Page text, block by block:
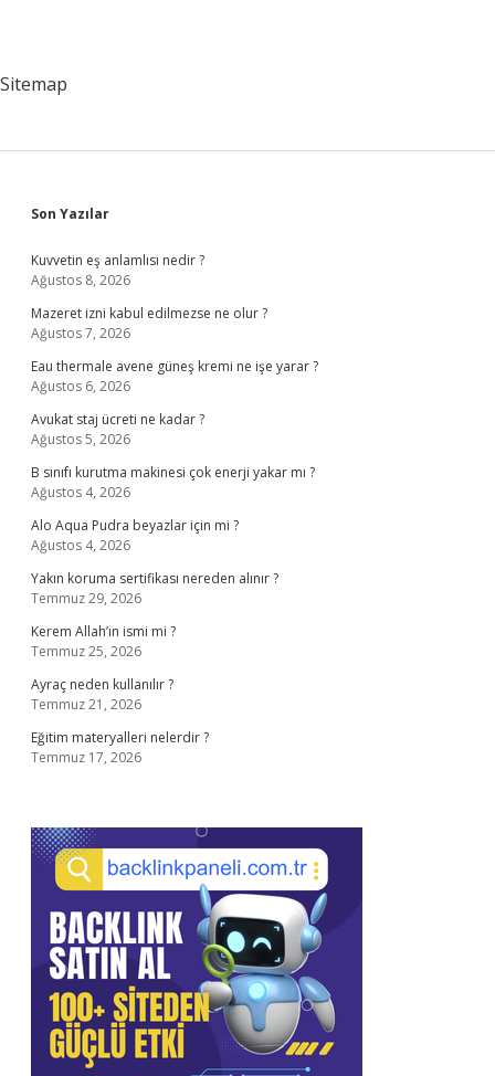
Sitemap
Sidebar
Son Yazılar
Kuvvetin eş anlamlısı nedir ?
Ağustos 8, 2026
Mazeret izni kabul edilmezse ne olur ?
Ağustos 7, 2026
Eau thermale avene güneş kremi ne işe yarar ?
Ağustos 6, 2026
Avukat staj ücreti ne kadar ?
Ağustos 5, 2026
B sınıfı kurutma makinesi çok enerji yakar mı ?
Ağustos 4, 2026
Alo Aqua Pudra beyazlar için mi ?
Ağustos 4, 2026
Yakın koruma sertifikası nereden alınır ?
Temmuz 29, 2026
Kerem Allah’ın ismi mi ?
Temmuz 25, 2026
Ayraç neden kullanılır ?
Temmuz 21, 2026
Eğitim materyalleri nelerdir ?
Temmuz 17, 2026